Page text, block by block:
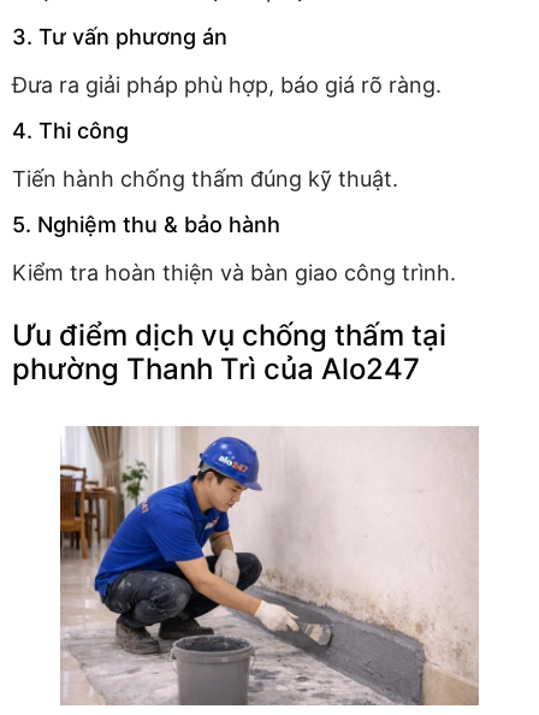
3. Tư vấn phương án
Đưa ra giải pháp phù hợp, báo giá rõ ràng.
4. Thi công
Tiến hành chống thấm đúng kỹ thuật.
5. Nghiệm thu & bảo hành
Kiểm tra hoàn thiện và bàn giao công trình.
Ưu điểm dịch vụ chống thấm tại
phường Thanh Trì của Alo247